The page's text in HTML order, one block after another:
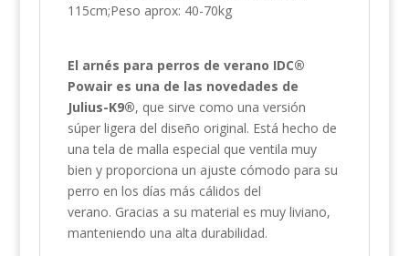
115cm;Peso aprox: 40-70kg
El arnés para perros de verano IDC®
Powair es una de las novedades de
Julius-K9®, que sirve como una versión
súper ligera del diseño original. Está hecho de
una tela de malla especial que ventila muy
bien y proporciona un ajuste cómodo para su
perro en los días más cálidos del
verano. Gracias a su material es muy liviano,
manteniendo una alta durabilidad.